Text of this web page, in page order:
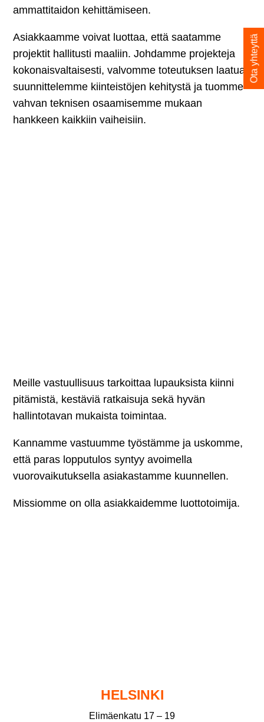
ammattitaidon kehittämiseen.
Asiakkaamme voivat luottaa, että saatamme
projektit hallitusti maaliin. Johdamme projekteja
kokonaisvaltaisesti, valvomme toteutuksen laatua,
suunnittelemme kiinteistöjen kehitystä ja tuomme
vahvan teknisen osaamisemme mukaan
hankkeen kaikkiin vaiheisiin.
Meille vastuullisuus tarkoittaa lupauksista kiinni
pitämistä, kestäviä ratkaisuja sekä hyvän
hallintotavan mukaista toimintaa.
Kannamme vastuumme työstämme ja uskomme,
että paras lopputulos syntyy avoimella
vuorovaikutuksella asiakastamme kuunnellen.
Missiomme on olla asiakkaidemme luottotoimija.
Ota yhteyttä
HELSINKI
Elimäenkatu 17 – 19